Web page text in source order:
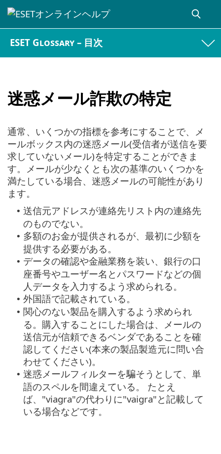
ESET Glossary – 目次
迷惑メール詐欺の特定
通常、いくつかの指標を参考にすることで、メ
ールボックス内の迷惑メール(受信者が送信を要
求していないメール)を特定することができま
す。メールが少なくとも次の基準のいくつかを
満たしている場合、迷惑メールの可能性があり
ます。
• 送信元アドレスが連絡先リスト内の連絡先
のものでない。
• 多額のお金が提供されるが、最初に少額を
提供する必要がある。
• データの確認や金融業務を装い、銀行の口
座番号やユーザー名とパスワードなどの個
人データを入力するよう求められる。
• 外国語で記載されている。
• 関心のない製品を購入するよう求められ
る。購入することにした場合は、メールの
送信元が信頼できるベンダであることを確
認してください(本来の製品製造元に問い合
わせてください)。
• 迷惑メールフィルターを騙そうとして、単
語のスペルを間違えている。 たとえ
ば、"viagra"の代わりに"vaigra"と記載して
いる場合などです。